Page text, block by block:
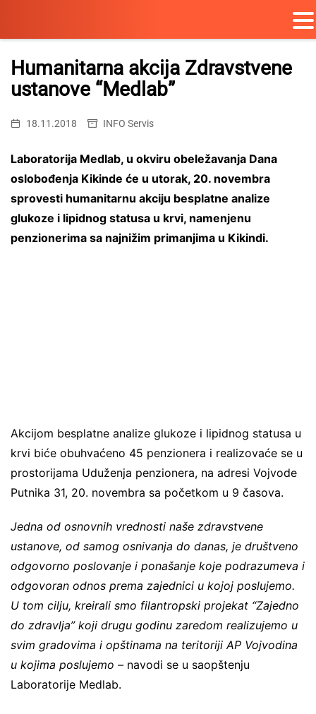
Skip
content
Humanitarna akcija Zdravstvene
ustanove “Medlab”
18.11.2018 INFO Servis
Laboratorija Medlab, u okviru obeležavanja Dana
oslobođenja Kikinde će u utorak, 20. novembra
sprovesti humanitarnu akciju besplatne analize
glukoze i lipidnog statusa u krvi, namenjenu
penzionerima sa najnižim primanjima u Kikindi.
Akcijom besplatne analize glukoze i lipidnog statusa u
krvi biće obuhvaćeno 45 penzionera i realizovaće se u
prostorijama Uduženja penzionera, na adresi Vojvode
Putnika 31, 20. novembra sa početkom u 9 časova.
Jedna od osnovnih vrednosti naše zdravstvene
ustanove, od samog osnivanja do danas, je društveno
odgovorno poslovanje i ponašanje koje podrazumeva i
odgovoran odnos prema zajednici u kojoj poslujemo.
U tom cilju, kreirali smo filantropski projekat “Zajedno
do zdravlja” koji drugu godinu zaredom realizujemo u
svim gradovima i opštinama na teritoriji AP Vojvodina
u kojima poslujemo – navodi se u saopštenju
Laboratorije Medlab.